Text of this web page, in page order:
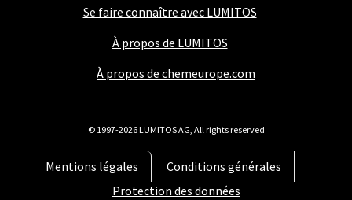
Se faire connaître avec LUMITOS
À propos de LUMITOS
À propos de chemeurope.com
Mentions légales
Conditions générales
Protection des données
© 1997-2026 LUMITOS AG, All rights reserved